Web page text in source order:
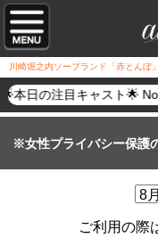
川崎堀之内ソープランド「赤とんぼ」
本日の注目キャスト🌟
※女性プライバシー保護
ご利用の際